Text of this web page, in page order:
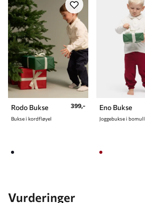
9 år 134 cm
10 år 140 cm
Rodo Bukse
Bukse i kordfløyel
399,- Eno Bukse
Joggebukse i bomull
Vurderinger